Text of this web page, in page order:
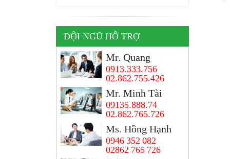
ĐỘI NGŨ HỖ TRỢ
Mr. Quang
0913.333.756
02.862.755.426
Mr. Minh Tài
09135.888.74
02.862.765.726
Ms. Hồng Hạnh
0946 352 082
02862 765 726